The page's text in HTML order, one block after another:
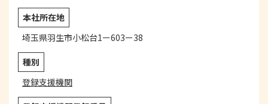
本社所在地
埼玉県羽生市小松台1ー603ー38
種別
登録支援機関